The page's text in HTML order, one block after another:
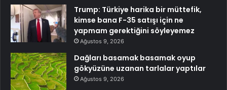
Trump: Türkiye harika bir müttefik,
kimse bana F-35 satışı için ne
yapmam gerektiğini söyleyemez
Ağustos 9, 2026
Dağları basamak basamak oyup
gökyüzüne uzanan tarlalar yaptılar
Ağustos 9, 2026